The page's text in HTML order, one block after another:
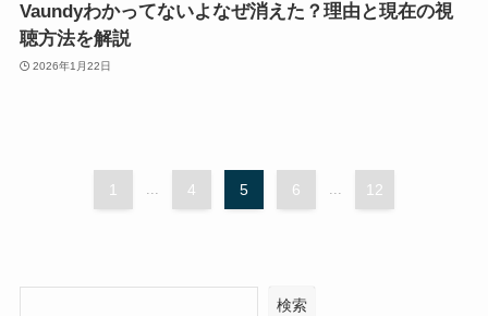
Vaundyわかってないよなぜ消えた？理由と現在の視
聴方法を解説
2026年1月22日
1 ... 4 5 6 ... 12
検索